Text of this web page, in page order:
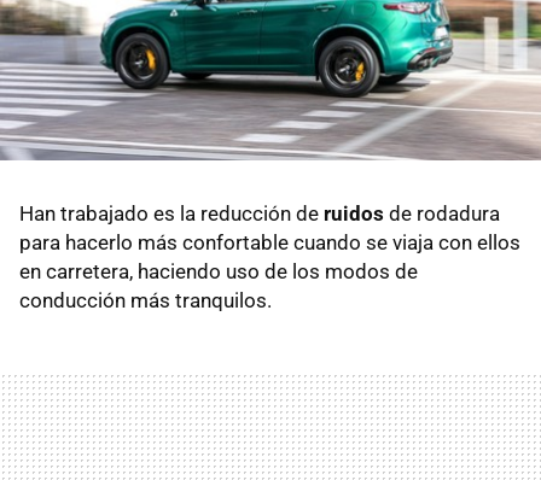
Han trabajado es la reducción de ruidos de rodadura
para hacerlo más confortable cuando se viaja con ellos
en carretera, haciendo uso de los modos de
conducción más tranquilos.